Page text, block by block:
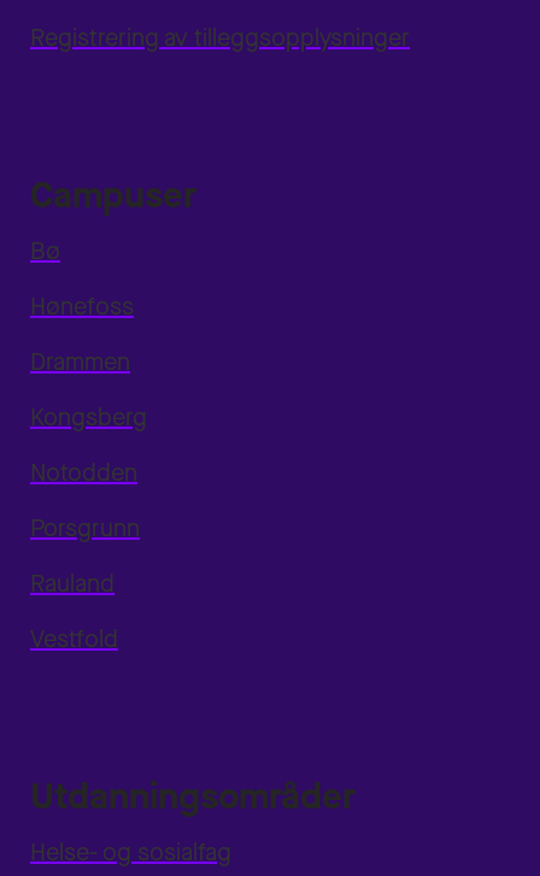
Registrering av tilleggsopplysninger
Campuser
Bø
Hønefoss
Drammen
Kongsberg
Notodden
Porsgrunn
Rauland
Vestfold
Utdanningsområder
Helse- og sosialfag